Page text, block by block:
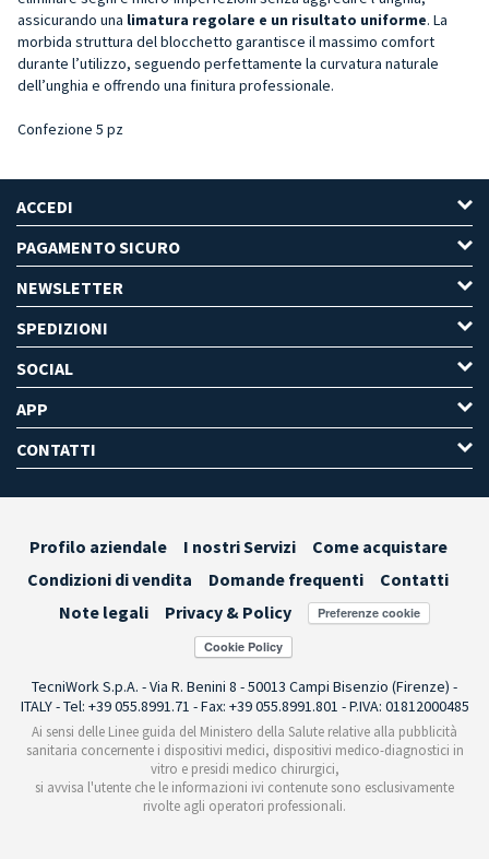
assicurando una limatura regolare e un risultato uniforme. La
morbida struttura del blocchetto garantisce il massimo comfort
durante l’utilizzo, seguendo perfettamente la curvatura naturale
dell’unghia e offrendo una finitura professionale.
Confezione 5 pz
ACCEDI
PAGAMENTO SICURO
NEWSLETTER
SPEDIZIONI
SOCIAL
APP
CONTATTI
Profilo aziendale I nostri Servizi
Come acquistare
Condizioni di vendita
Domande frequenti
Contatti
Note legali
Privacy & Policy Preferenze cookie
TecniWork S.p.A. - Via R. Benini 8 - 50013 Campi Bisenzio (Firenze) -
ITALY - Tel: +39 055.8991.71 - Fax: +39 055.8991.801 - P.IVA: 01812000485
Ai sensi delle Linee guida del Ministero della Salute relative alla pubblicità
sanitaria concernente i dispositivi medici, dispositivi medico-diagnostici in
vitro e presidi medico chirurgici,
si avvisa l'utente che le informazioni ivi contenute sono esclusivamente
rivolte agli operatori professionali.